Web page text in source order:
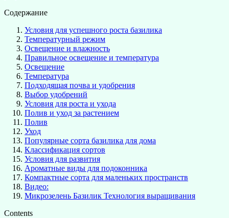
Содержание
Условия для успешного роста базилика
Температурный режим
Освещение и влажность
Правильное освещение и температура
Освещение
Температура
Подходящая почва и удобрения
Выбор удобрений
Условия для роста и ухода
Полив и уход за растением
Полив
Уход
Популярные сорта базилика для дома
Классификация сортов
Условия для развития
Ароматные виды для подоконника
Компактные сорта для маленьких пространств
Видео:
Микрозелень Базилик Технология выращивания
Contents